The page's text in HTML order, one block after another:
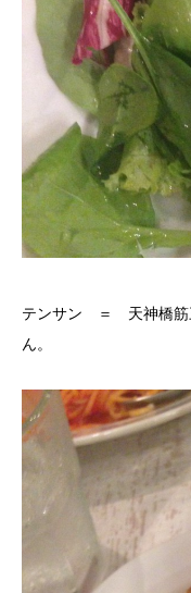
テンサン ＝ 天神橋筋
ん。